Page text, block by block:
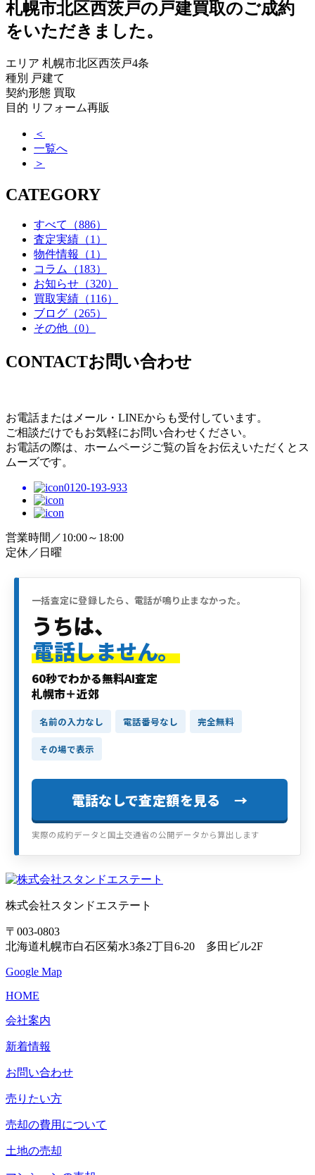
札幌市北区西茨戸の戸建買取のご成約
をいただきました。
エリア 札幌市北区西茨戸4条
種別 戸建て
契約形態 買取
目的 リフォーム再販
＜
一覧へ
＞
CATEGORY
すべて
（886）
査定実績 （1）
物件情報
（1）
コラム （183）
お知らせ （320）
買取実績 （116）
ブログ （265）
その他 （0）
CONTACTお問い合わせ
お電話またはメール・LINEからも受付しています。
ご相談だけでもお気軽にお問い合わせください。
お電話の際は、ホームページご覧の旨をお伝えいただくとス
ムーズです。
0120-193-933
営業時間／10:00～18:00
定休／日曜
一括査定に登録したら、電話が鳴り止まなかった。
うちは、
電話しません。
60秒でわかる無料AI査定
札幌市＋近郊
名前の入力なし 電話番号なし 完全無料
その場で表示
電話なしで査定額を見る →
実際の成約データと国土交通省の公開データから算出します
株式会社スタンドエステート
〒003-0803
北海道札幌市白石区菊水3条2丁目6-20 多田ビル2F
Google Map
HOME
会社案内
新着情報
お問い合わせ
売りたい方
売却の費用について
土地の売却